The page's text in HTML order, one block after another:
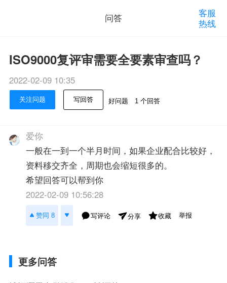
问答
客服
热线
ISO9000复评审需要全要素审查吗？
2022-02-09 10:35
关注问题 写回答 好问题 1 个回答
爱你
一般在一到一个半月时间，如果企业配合比较好，
资料移交齐全，周期也会缩短很多的。
希望回答可以帮到你
2022-02-09 10:56:28
赞同 8 写评论 分享 收藏 举报
更多问答